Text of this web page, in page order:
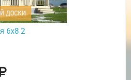
ДОСКИ
6х8 2